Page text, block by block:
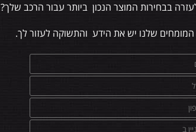
בבחירות המוצר הנכון ביותר עבור הרכב שלך?
המומחים שלנו יש את הידע והתשוקה לעזור לך.